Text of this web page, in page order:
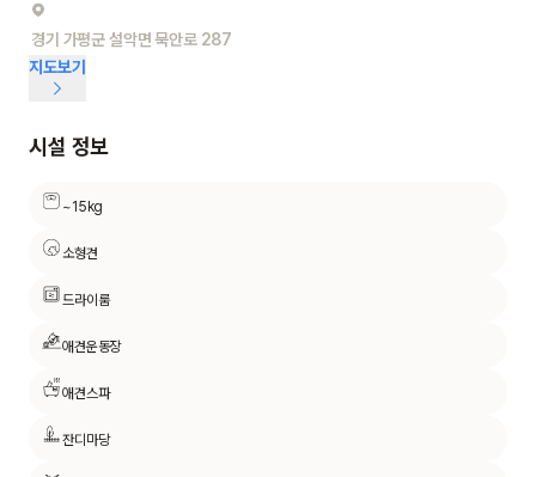
경기 가평군 설악면 묵안로 287
지도보기
시설 정보
~15kg
소형견
드라이룸
애견운동장
애견스파
잔디마당